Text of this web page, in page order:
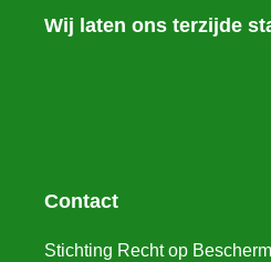
Wij laten ons terzijde
Contact
Stichting Recht op